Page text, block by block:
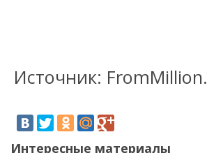
Источник:
Интересные материалы